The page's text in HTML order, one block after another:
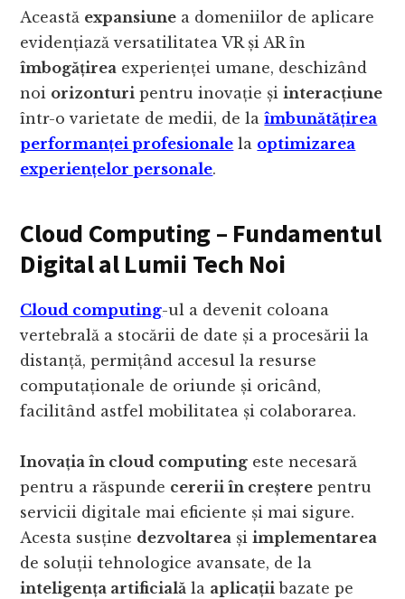
Această expansiune a domeniilor de aplicare
evidențiază versatilitatea VR și AR în
îmbogățirea experienței umane, deschizând
noi orizonturi pentru inovație șiinteracțiune
într-o varietate de medii, de laîmbunătățirea
performanței profesionale la optimizarea
experiențelor personale.
Cloud Computing – Fundamentul
Digital al Lumii Tech Noi
Cloud computing-ul a devenit coloana
vertebrală a stocării de date și a procesării la
distanță, permițând accesul la resurse
computaționale de oriunde și oricând,
facilitând astfel mobilitatea și colaborarea.
Inovația în cloud computing este necesară
pentru a răspunde cererii în creștere pentru
servicii digitale mai eficiente și mai sigure.
Acesta susține dezvoltarea șiimplementarea
de soluții tehnologice avansate, de la
inteligența artificială la aplicații bazate pe